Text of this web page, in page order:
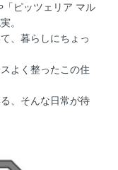
「ピッツェリア マル
。
、暮らしにちょっ
よく整ったこの住
、そんな日常が待